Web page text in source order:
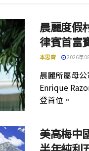
晨麗度假
律賓首富
本思齊 2026年
晨麗所屬母
Enrique
登首位。
美高梅中
半年純利